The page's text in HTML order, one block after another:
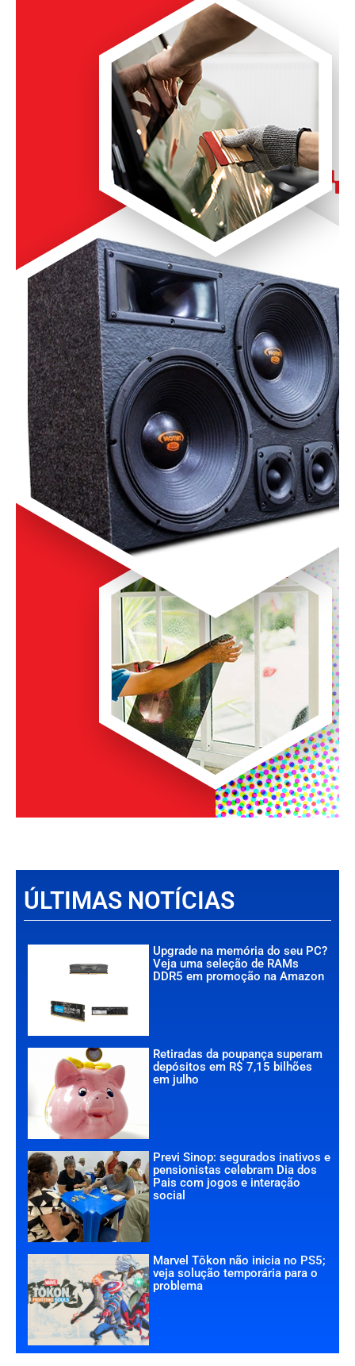
ÚLTIMAS NOTÍCIAS
Upgrade na memória do seu PC?
Veja uma seleção de RAMs
DDR5 em promoção na Amazon
Retiradas da poupança superam
depósitos em R$ 7,15 bilhões
em julho
Previ Sinop: segurados inativos e
pensionistas celebram Dia dos
Pais com jogos e interação
social
Marvel Tōkon não inicia no PS5;
veja solução temporária para o
problema